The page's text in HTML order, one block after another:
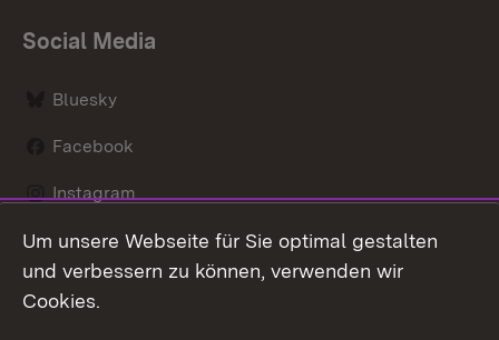
Social Media
Bluesky
Facebook
Instagram
LinkedIn
Um unsere Webseite für Sie optimal gestalten
und verbessern zu können, verwenden wir
Cookies.